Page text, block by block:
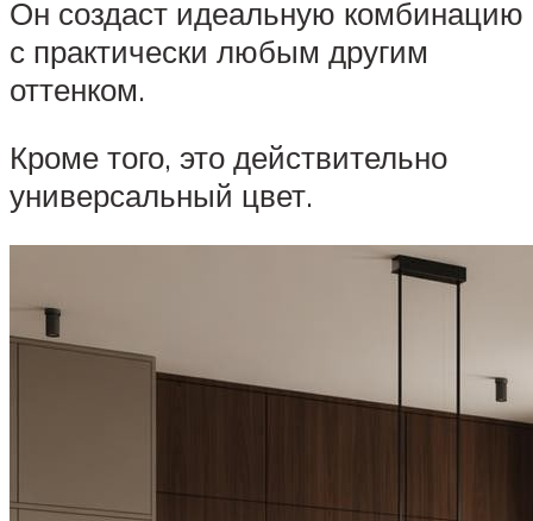
Он создаст идеальную комбинацию
с практически любым другим
оттенком.
Кроме того, это действительно
универсальный цвет.